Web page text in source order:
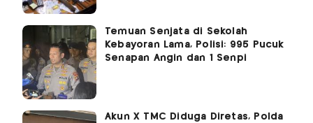
Temuan Senjata di Sekolah
Kebayoran Lama, Polisi: 995 Pucuk
Senapan Angin dan 1 Senpi
Akun X TMC Diduga Diretas, Polda